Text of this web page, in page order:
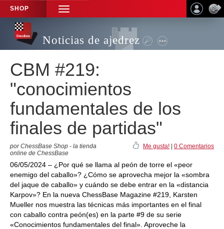
SHOP
TOGGLE
NAVIGATION
Noticias de ajedrez
CBM #219:
"conocimientos
fundamentales de los
finales de partidas"
por ChessBase Shop - la tienda
online de ChessBase
Me gusta! 0 Comentarios
06/05/2024 – ¿Por qué se llama al peón de torre el «peor
enemigo del caballo»? ¿Cómo se aprovecha mejor la «sombra
del jaque de caballo» y cuándo se debe entrar en la «distancia
Karpov»? En la nueva ChessBase Magazine #219, Karsten
Mueller nos muestra las técnicas más importantes en el final
con caballo contra peón(es) en la parte #9 de su serie
«Conocimientos fundamentales del final». Aproveche la